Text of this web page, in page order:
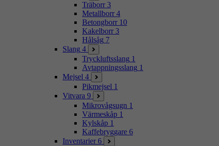
Träborr 3
Metallborr 4
Betongborr 10
Kakelborr 3
Hålsåg 7
Slang 4
Tryckluftsslang 1
Avtappningsslang 1
Mejsel 4
Pikmejsel 1
Vitvara 9
Mikrovågsugn 1
Värmeskåp 1
Kylskåp 1
Kaffebryggare 6
Inventarier 6